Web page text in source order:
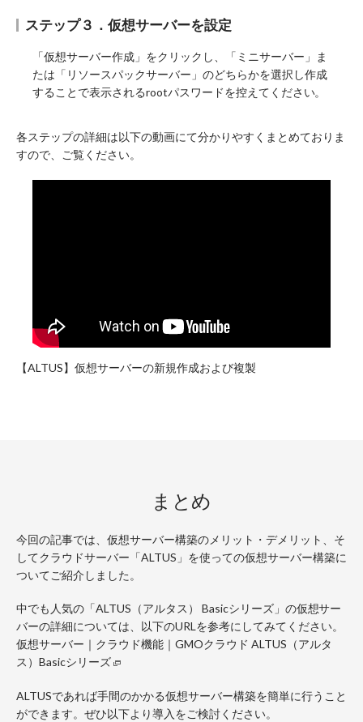
ステップ３．仮想サーバーを設定
「仮想サーバー作成」をクリックし、「ミニサーバー」ま
たは「リソースパックサーバー」のどちらかを選択し作成
することで表示されるrootパスワードを控えてください。
各ステップの詳細は以下の動画にて分かりやすくまとめておりま
すので、ご覧ください。
【ALTUS】仮想サーバーの新規作成および複製
まとめ
今回の記事では、仮想サーバー構築のメリット・デメリット、そ
してクラウドサーバー「ALTUS」を使っての仮想サーバー構築に
ついてご紹介しました。
中でも人気の「ALTUS（アルタス） Basicシリーズ」の仮想サー
バーの詳細については、以下のURLを参考にしてみてください。
仮想サーバー｜クラウド機能｜GMOクラウド ALTUS（アルタ
ス）Basicシリーズ
ALTUSであれば手間のかかる仮想サーバー構築を簡単に行うこと
ができます。ぜひ以下より導入をご検討ください。